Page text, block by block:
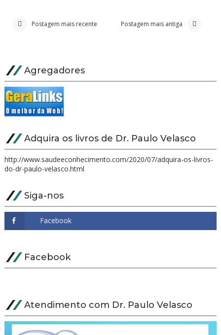
Postagem mais recente Postagem mais antiga
Agregadores
Adquira os livros de Dr. Paulo Velasco
http://www.saudeeconhecimento.com/2020/07/adquira-os-livros-
do-dr-paulo-velasco.html
Siga-nos
Facebook
Atendimento com Dr. Paulo Velasco